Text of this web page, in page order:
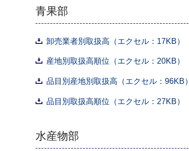
青果部
卸売業者別取扱高（エクセル：17KB）
産地別取扱高順位（エクセル：20KB）
品目別産地別取扱高（エクセル：96KB）
品目別取扱高順位（エクセル：27KB）
水産物部